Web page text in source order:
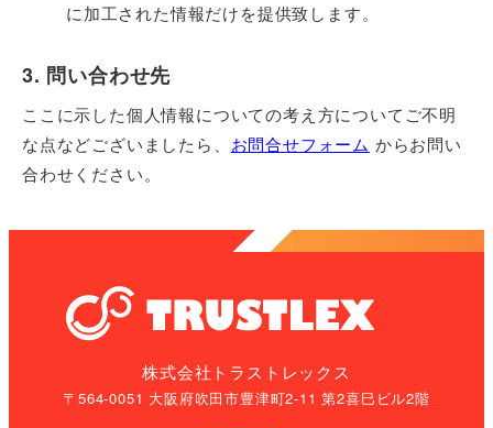
に加工された情報だけを提供致します。
3. 問い合わせ先
ここに示した個人情報についての考え方についてご不明
な点などございましたら、 お問合せフォーム からお問い
合わせください。
株式会社トラストレックス
〒564-0051 大阪府吹田市豊津町2-11 第2喜巳ビル2階